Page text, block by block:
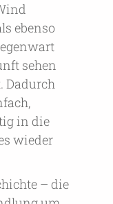
ebenso
sehen
Dadurch
in die
wieder
– die